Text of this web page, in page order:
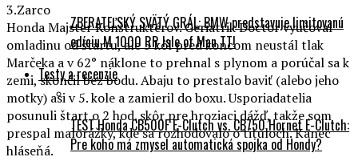
ZBERATEĽSKÝ SVÄTÝ GRÁL: BMW predstavuje limitovanú
edíciu M 1000 RR Isle of Man TT!
Testy a recenzie
TEST Honda CB500F E-Clutch vs. CB750 Hornet E-Clutch:
Pre koho má zmysel automatická spojka od Hondy?
3.Zarco
Honda Majster Konštruktérov. Geriatrik Doctor vyučoval
omladinu od štartu, ale 5 kôl pred koncom neustál tlak
Marčeka a v 62° náklone to prehnal s plynom a porúčal sa k
zemi, skončil bez bodu. Abaju to prestalo baviť (alebo jeho
motky) asi v 5. kole a zamieril do boxu. Usporiadatelia
posunuli štart o 2 hod. skôr pre hroziaci dážď, takže som
prespal malorážky, kde sa rozhodovalo o tituloch. Kanec
hláseňá.